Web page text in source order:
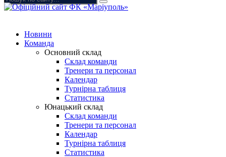
Новини
Команда
Основний склад
Склад команди
Тренери та персонал
Календар
Турнірна таблиця
Статистика
Юнацький склад
Склад команди
Тренери та персонал
Календар
Турнірна таблиця
Статистика